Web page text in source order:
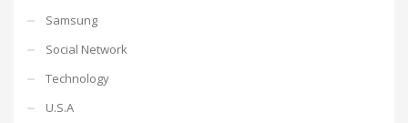
Samsung
Social Network
Technology
U.S.A